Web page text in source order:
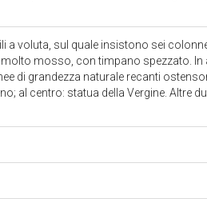
a voluta, sul quale insistono sei
mosso, con timpano spezzato. In
di grandezza naturale recanti
al centro: statua della Vergine. Altre